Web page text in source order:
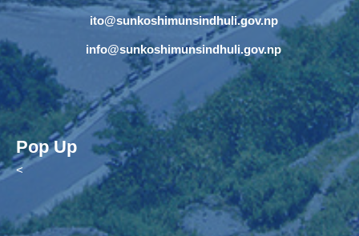
ito@sunkoshimunsindhuli.gov.np
info@sunkoshimunsindhuli.gov.np
Pop Up
<